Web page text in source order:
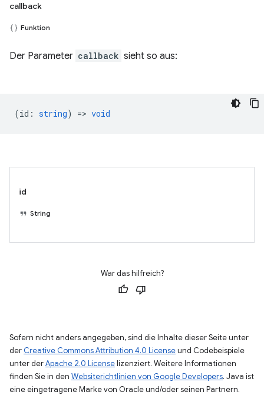
callback
Funktion
Der Parameter callback sieht so aus:
(id : string) => void
id
String
War das hilfreich?
Sofern nicht anders angegeben, sind die Inhalte dieser Seite unter
der Creative Commons Attribution 4.0 Licenseund Codebeispiele
unter derApache 2.0 Licenselizenziert. Weitere Informationen
finden Sie in den Websiterichtlinien von Google Developers. Java ist
eine eingetragene Marke von Oracle und/oder seinen Partnern.